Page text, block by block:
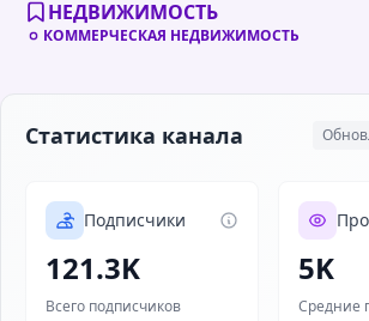
НЕДВИЖИМОСТЬ
КОММЕРЧЕСКАЯ НЕДВИЖИМОСТЬ
Статистика канала
Подписчики
121.3K
Всего подписчиков
5K
Средние